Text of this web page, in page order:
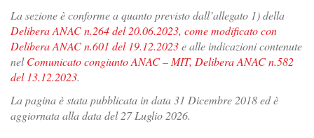
La sezione è conforme a quanto previsto dall’allegato 1) della
Delibera ANAC n.264 del 20.06.2023, come modificato con
Delibera ANAC n.601 del 19.12.2023e alle indicazioni contenute
nelComunicato congiunto ANAC – MIT, Delibera ANAC n.582
del 13.12.2023.
La pagina è stata pubblicata in data 31 Dicembre 2018 ed è
aggiornata alla data del 27 Luglio 2026.